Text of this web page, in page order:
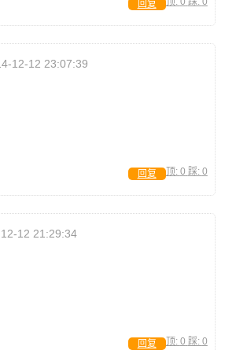
回复
12-12 23:07:39
顶: 0 踩: 0
回复
12 21:29:34
顶: 0 踩: 0
回复